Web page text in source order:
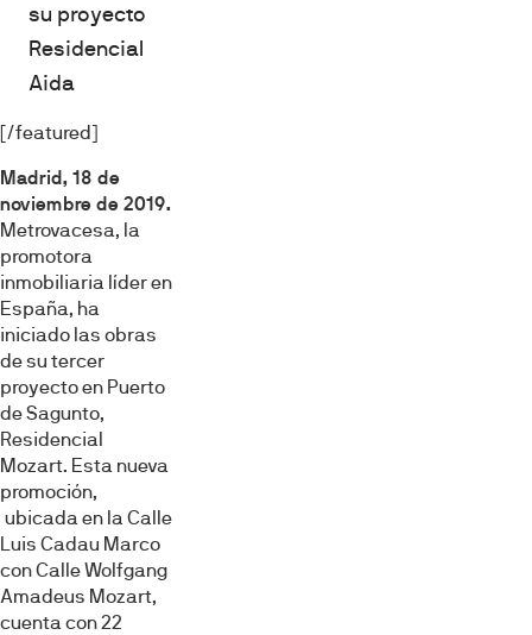
su proyecto
Residencial
Aida
[/featured]
Madrid, 18 de
noviembre de 2019.
Metrovacesa, la
promotora
inmobiliaria líder en
España, ha
iniciado las obras
de su tercer
proyecto en Puerto
de Sagunto,
Residencial
Mozart. Esta nueva
promoción,
ubicada en la Calle
Luis Cadau Marco
con Calle Wolfgang
Amadeus Mozart,
cuenta con 22